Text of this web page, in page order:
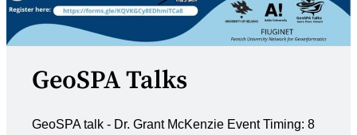
GeoSPA Talks
GeoSPA talk - Dr. Grant McKenzie Event Timing: 8